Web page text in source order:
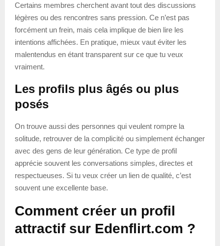
Certains membres cherchent avant tout des discussions
légères ou des rencontres sans pression. Ce n’est pas
forcément un frein, mais cela implique de bien lire les
intentions affichées. En pratique, mieux vaut éviter les
malentendus en étant transparent sur ce que tu veux
vraiment.
Les profils plus âgés ou plus
posés
On trouve aussi des personnes qui veulent rompre la
solitude, retrouver de la complicité ou simplement échanger
avec des gens de leur génération. Ce type de profil
apprécie souvent les conversations simples, directes et
respectueuses. Si tu veux créer un lien de qualité, c’est
souvent une excellente base.
Comment créer un profil
attractif sur Edenflirt.com ?